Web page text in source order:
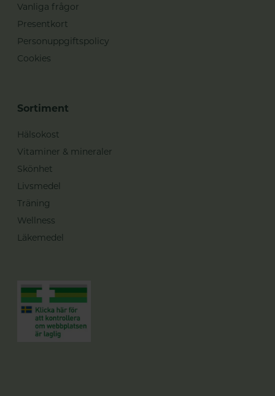
Vanliga frågor
Presentkort
Personuppgiftspolicy
Cookies
Sortiment
Hälsokost
Vitaminer & mineraler
Skönhet
Livsmedel
Träning
Wellness
Läkemedel